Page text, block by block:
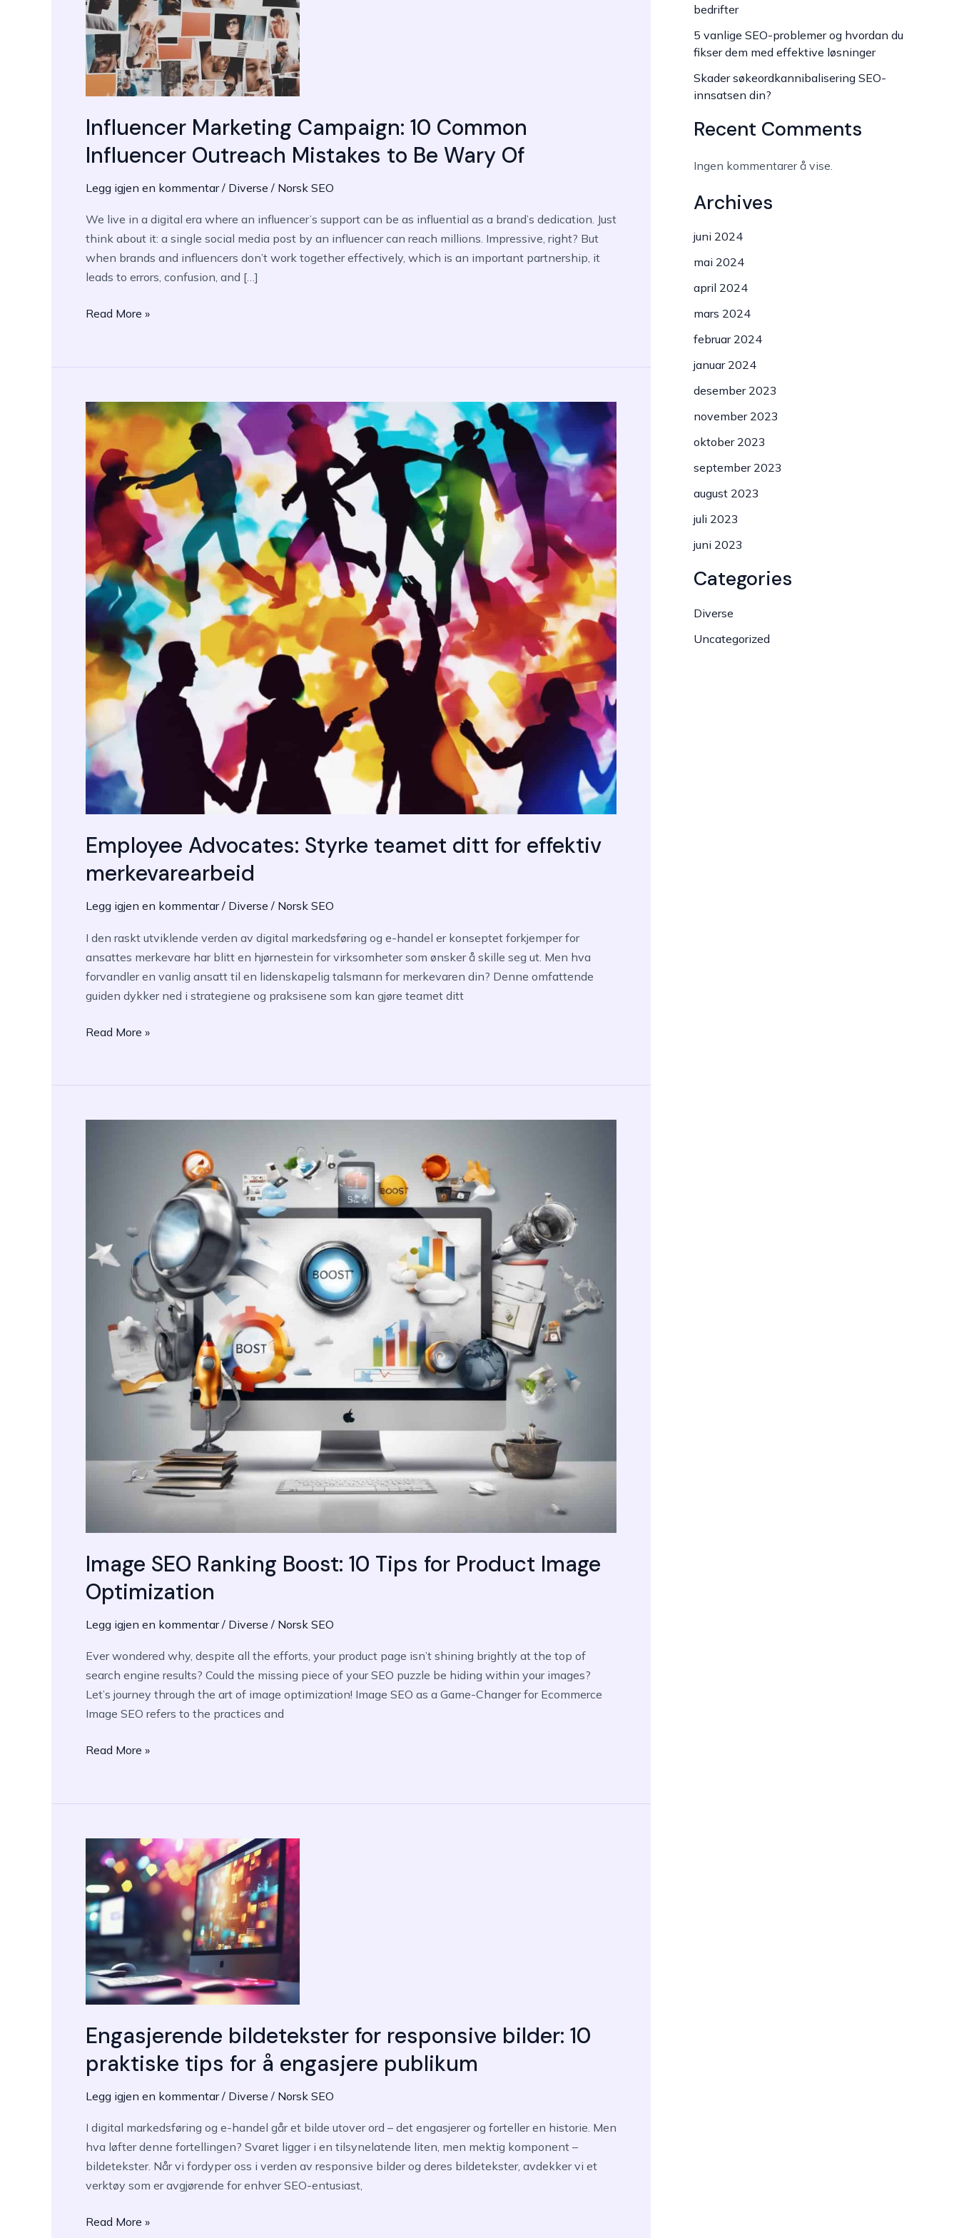
Influencer Marketing Campaign: 10 Common
Influencer Outreach Mistakes to Be Wary Of
Legg igjen en kommentar / Diverse / Norsk SEO
We live in a digital era where an influencer’s support can be as influential as a brand’s dedication. Just
think about it: a single social media post by an influencer can reach millions. Impressive, right? But
when brands and influencers don’t work together effectively, which is an important partnership, it
leads to errors, confusion, and […]
Influencer
10
Influencer
Outreach
Mistakes
to
Be
Wary
Of
Read More »
Employee Advocates: Styrke teamet ditt for effektiv
merkevarearbeid
Legg igjen en kommentar / Diverse / Norsk SEO
I den raskt utviklende verden av digital markedsføring og e-handel er konseptet forkjemper for
ansattes merkevare har blitt en hjørnestein for virksomheter som ønsker å skille seg ut. Men hva
forvandler en vanlig ansatt til en lidenskapelig talsmann for merkevaren din? Denne omfattende
guiden dykker ned i strategiene og praksisene som kan gjøre teamet ditt
Employee
teamet
Read More »
Image SEO Ranking Boost: 10 Tips for Product Image
Optimization
Legg igjen en kommentar / Diverse / Norsk SEO
Ever wondered why, despite all the efforts, your product page isn’t shining brightly at the top of
search engine results? Could the missing piece of your SEO puzzle be hiding within your images?
Let’s journey through the art of image optimization! Image SEO as a Game-Changer for Ecommerce
Image SEO refers to the practices and
Image
Boost:
for
Product
Image
Optimization
Read More »
Engasjerende bildetekster for responsive bilder: 10
praktiske tips for å engasjere publikum
Legg igjen en kommentar / Diverse / Norsk SEO
I digital markedsføring og e-handel går et bilde utover ord – det engasjerer og forteller en historie. Men
hva løfter denne fortellingen? Svaret ligger i en tilsynelatende liten, men mektig komponent – ​​
bildetekster. Når vi fordyper oss i verden av responsive bilder og deres bildetekster, avdekker vi et
verktøy som er avgjørende for enhver SEO-entusiast,
Engasjerende
Read More »
bedrifter
5 vanlige SEO-problemer og hvordan du
fikser dem med effektive løsninger
Skader søkeordkannibalisering SEO-
innsatsen din?
Recent Comments
Ingen kommentarer å vise.
Archives
juni 2024
mai 2024
april 2024
mars 2024
februar 2024
januar 2024
desember 2023
november 2023
oktober 2023
september 2023
august 2023
juli 2023
juni 2023
Categories
Diverse
Uncategorized